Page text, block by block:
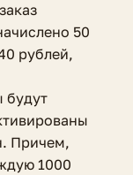
50
рублей,
будут
Причем,
1000